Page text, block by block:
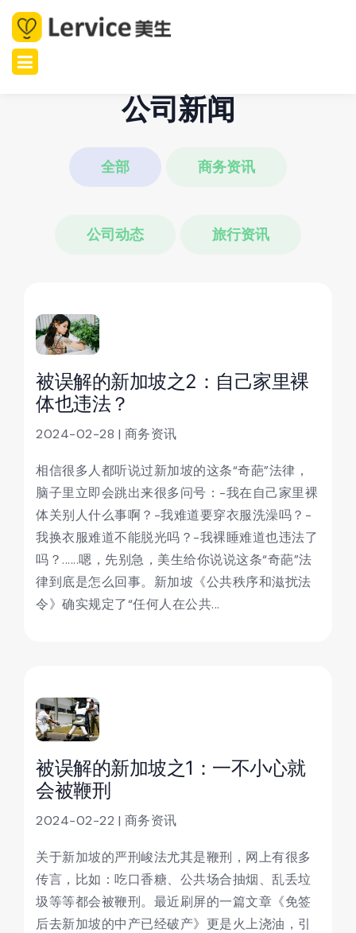
公司新闻
全部 商务资讯
公司动态 旅行资讯
被误解的新加坡之2：自己家里裸
体也违法？
2024-02-28 | 商务资讯
相信很多人都听说过新加坡的这条“奇葩”法律，
脑子里立即会跳出来很多问号：-我在自己家里裸
体关别人什么事啊？-我难道要穿衣服洗澡吗？-
我换衣服难道不能脱光吗？-我裸睡难道也违法了
吗？......嗯，先别急，美生给你说说这条“奇葩”法
律到底是怎么回事。新加坡《公共秩序和滋扰法
令》确实规定了“任何人在公共...
被误解的新加坡之1：一不小心就
会被鞭刑
2024-02-22 | 商务资讯
关于新加坡的严刑峻法尤其是鞭刑，网上有很多
传言，比如：吃口香糖、公共场合抽烟、乱丢垃
圾等等都会被鞭刑。最近刷屏的一篇文章《免签
后去新加坡的中产已经破产》更是火上浇油，引